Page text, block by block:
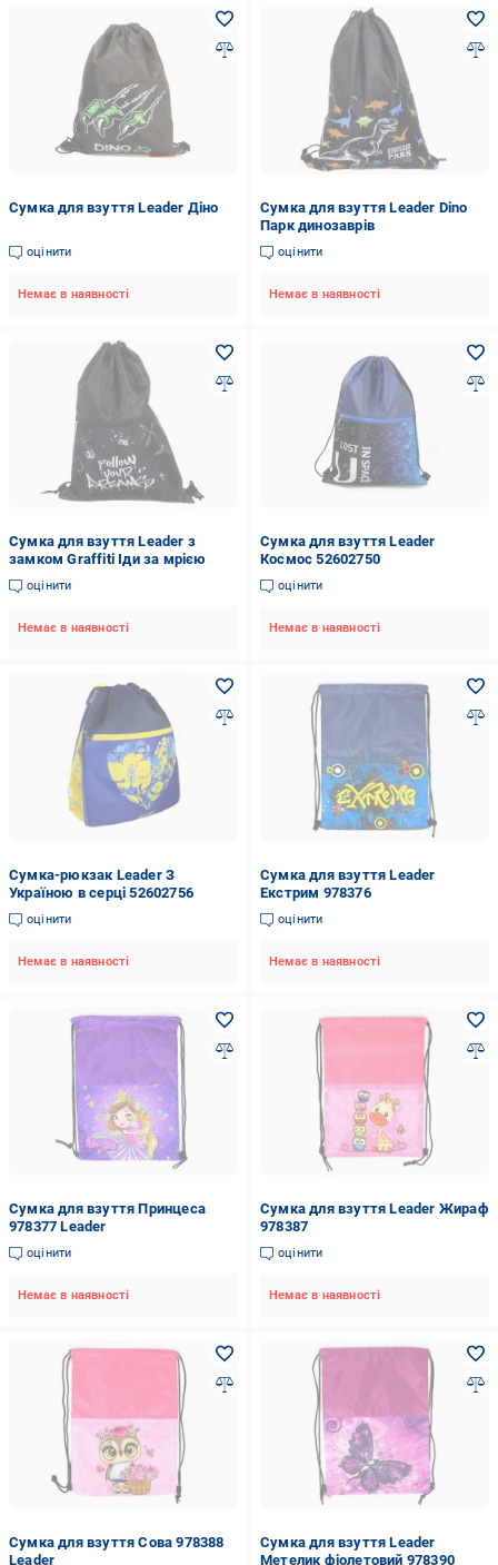
Сумка для взуття Leader Діно
оцінити
Немає в наявності
Сумка для взуття Leader Dino
Парк динозаврів
оцінити
Немає в наявності
Сумка для взуття Leader з
замком Graffiti Іди за мрією
оцінити
Немає в наявності
Сумка для взуття Leader
Космос 52602750
оцінити
Немає в наявності
Сумка-рюкзак Leader З
Україною в серці 52602756
оцінити
Немає в наявності
Сумка для взуття Leader
Екстрим 978376
оцінити
Немає в наявності
Сумка для взуття Принцеса
978377 Leader
оцінити
Немає в наявності
Сумка для взуття Leader Жираф
978387
оцінити
Немає в наявності
Сумка для взуття Сова 978388
Leader
Сумка для взуття Leader
Метелик фіолетовий 978390